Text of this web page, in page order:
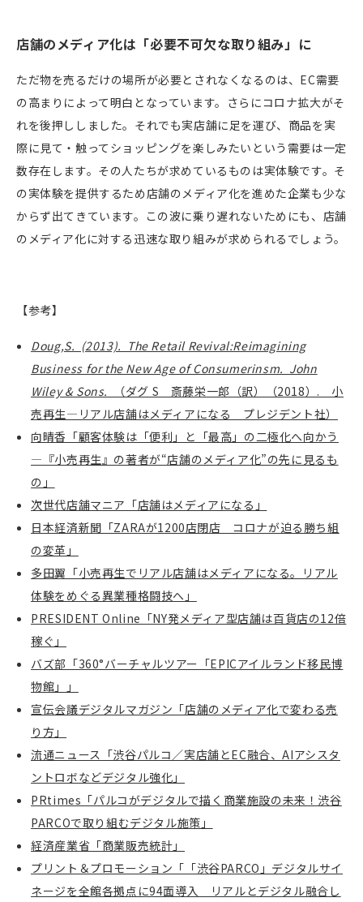
店舗のメディア化は「必要不可欠な取り組み」に
ただ物を売るだけの場所が必要とされなくなるのは、 EC需要
の高まりによって明白となっています。さらにコロナ拡大がそ
れを後押ししました。それでも実店舗に足を運び、商品を実
際に見て・触ってショッピングを楽しみたいという需要は一定
数存在します。その人たちが求めているものは実体験です。そ
の実体験を提供するため店舗のメディア化を進めた企業も少な
からず出てきています。この波に乗り遅れないためにも、店舗
のメディア化に対する迅速な取り組みが求められるでしょう。
【参考】
Doug,S. (2013). The Retail Revival:Reimagining
Business for the New Age of Consumerinsm. John
Wiley & Sons. （ダグ S 斎藤栄一郎（訳）（2018）. 小
売再生―リアル店舗はメディアになる プレジデント社）
向晴香「顧客体験は「便利」と「最高」の二極化へ向かう
—『小売再生』の著者が“店舗のメディア化”の先に見るも
の」
次世代店舗マニア「店舗はメディアになる」
日本経済新聞「ZARAが1200店閉店 コロナが迫る勝ち組
の変革」
多田翼「小売再生でリアル店舗はメディアになる。リアル
体験をめぐる異業種格闘技へ」
PRESIDENT Online「NY発メディア型店舗は百貨店の12倍
稼ぐ」
バズ部「360°バーチャルツアー「EPICアイルランド移民博
物館」」
宣伝会議デジタルマガジン「店舗のメディア化で変わる売
り方」
流通ニュース「渋谷パルコ／実店舗とEC融合、AIアシスタ
ントロボなどデジタル強化」
PRtimes「パルコがデジタルで描く商業施設の未来！渋谷
PARCOで取り組むデジタル施策」
経済産業省「商業販売統計」
プリント＆プロモーション「「渋谷PARCO」デジタルサイ
ネージを全館各拠点に94面導入 リアルとデジタル融合し